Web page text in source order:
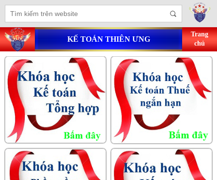
KẾ TOÁN THIÊN ƯNG
Trang
chủ